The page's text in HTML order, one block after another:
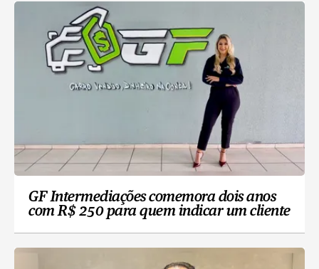
GF Intermediações comemora dois anos
com R$ 250 para quem indicar um cliente